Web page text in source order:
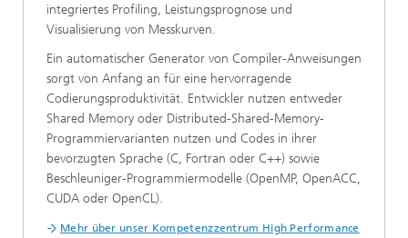
integriertes Profiling, Leistungsprognose und
Visualisierung von Messkurven.
Ein automatischer Generator von Compiler-Anweisungen
sorgt von Anfang an für eine hervorragende
Codierungsproduktivität. Entwickler nutzen entweder
Shared Memory oder Distributed-Shared-Memory-
Programmiervarianten nutzen und Codes in ihrer
bevorzugten Sprache (C, Fortran oder C++) sowie
Beschleuniger-Programmiermodelle (OpenMP, OpenACC,
CUDA oder OpenCL).
Mehr über unser Kompetenzzentrum High Performance